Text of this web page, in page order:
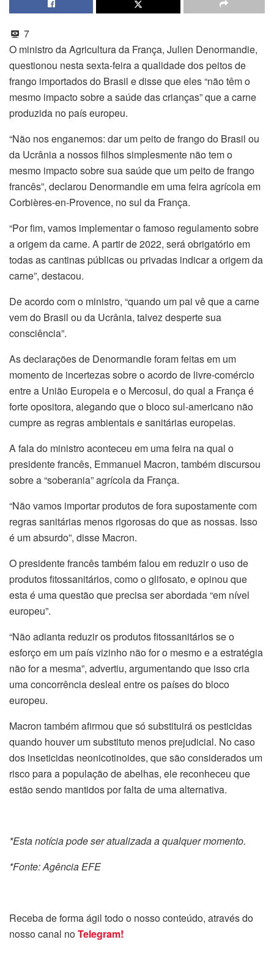
7
O ministro da Agricultura da França, Julien Denormandie,
questionou nesta sexta-feira a qualidade dos peitos de
frango importados do Brasil e disse que eles “não têm o
mesmo impacto sobre a saúde das crianças” que a carne
produzida no país europeu.
“Não nos enganemos: dar um peito de frango do Brasil ou
da Ucrânia a nossos filhos simplesmente não tem o
mesmo impacto sobre sua saúde que um peito de frango
francês”, declarou Denormandie em uma feira agrícola em
Corbières-en-Provence, no sul da França.
“Por fim, vamos implementar o famoso regulamento sobre
a origem da carne. A partir de 2022, será obrigatório em
todas as cantinas públicas ou privadas indicar a origem da
carne”, destacou.
De acordo com o ministro, “quando um pai vê que a carne
vem do Brasil ou da Ucrânia, talvez desperte sua
consciência”.
As declarações de Denormandie foram feitas em um
momento de incertezas sobre o acordo de livre-comércio
entre a União Europeia e o Mercosul, do qual a França é
forte opositora, alegando que o bloco sul-americano não
cumpre as regras ambientais e sanitárias europeias.
A fala do ministro aconteceu em uma feira na qual o
presidente francês, Emmanuel Macron, também discursou
sobre a “soberania” agrícola da França.
“Não vamos importar produtos de fora supostamente com
regras sanitárias menos rigorosas do que as nossas. Isso
é um absurdo”, disse Macron.
O presidente francês também falou em reduzir o uso de
produtos fitossanitários, como o glifosato, e opinou que
esta é uma questão que precisa ser abordada “em nível
europeu”.
“Não adianta reduzir os produtos fitossanitários se o
esforço em um país vizinho não for o mesmo e a estratégia
não for a mesma”, advertiu, argumentando que isso cria
uma concorrência desleal entre os países do bloco
europeu.
Macron também afirmou que só substituirá os pesticidas
quando houver um substituto menos prejudicial. No caso
dos inseticidas neonicotinoides, que são considerados um
risco para a população de abelhas, ele reconheceu que
estão sendo mantidos por falta de uma alternativa.
*Esta notícia pode ser atualizada a qualquer momento.
*Fonte: Agência EFE
Receba de forma ágil todo o nosso conteúdo, através do
nosso canal noTelegram!